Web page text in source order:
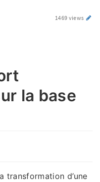
1469 views
la base
transformation d’une